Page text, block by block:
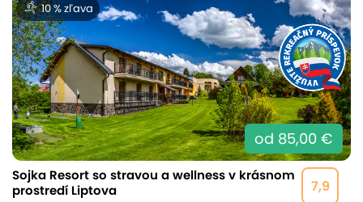
10 % zľava
od 85,00 €
7,9
Sojka Resort so stravou a wellness v krásnom
prostredí Liptova